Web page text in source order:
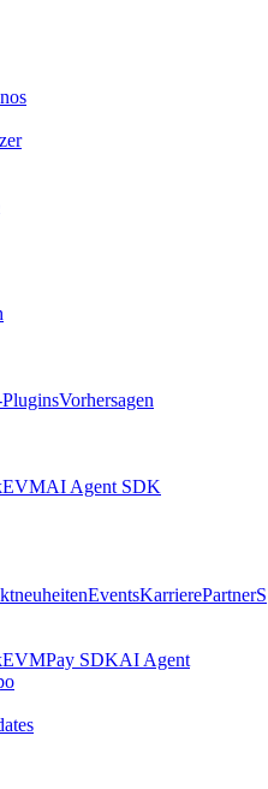
Vorhersagen
AI Agent SDK
EventsKarrierePartnerS
Pay SDKAI Agent